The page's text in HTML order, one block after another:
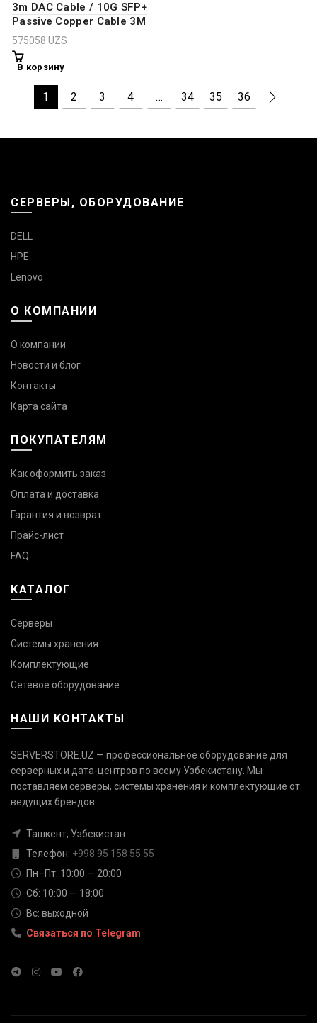
3m DAC Cable / 10G SFP+
Passive Copper Cable 3M
575058 UZS
В корзину
1 2 3 4 … 34 35 36
СЕРВЕРЫ, ОБОРУДОВАНИЕ
DELL
HPE
Lenovo
О КОМПАНИИ
О компании
Новости и блог
Контакты
Карта сайта
ПОКУПАТЕЛЯМ
Как оформить заказ
Оплата и доставка
Гарантия и возврат
Прайс-лист
FAQ
КАТАЛОГ
Серверы
Системы хранения
Комплектующие
Сетевое оборудование
НАШИ КОНТАКТЫ
SERVERSTORE.UZ — профессиональное оборудование для
серверных и дата-центров по всему Узбекистану. Мы
поставляем серверы, системы хранения и комплектующие от
ведущих брендов.
Ташкент, Узбекистан
Телефон: +998 95 158 55 55
Пн–Пт: 10:00 — 20:00
Сб: 10:00 — 18:00
Вс: выходной
Связаться по Telegram
Связаться с нами
Телефон
info@serverstore.uz